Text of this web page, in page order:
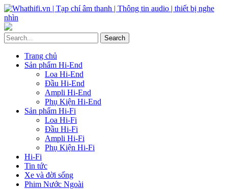
Trang chủ
Sản phẩm Hi-End
Loa Hi-End
Đầu Hi-End
Ampli Hi-End
Phụ Kiện Hi-End
Sản phẩm Hi-Fi
Loa Hi-Fi
Đầu Hi-Fi
Ampli Hi-Fi
Phụ Kiện Hi-Fi
Hi-Fi
Tin tức
Xe và đời sống
Phim Nước Ngoài